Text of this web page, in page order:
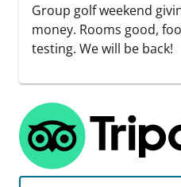
Group golf weekend
money. Rooms good,
testing. We will be back!